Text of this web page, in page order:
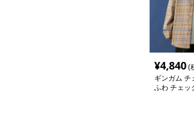
¥4,840(
ギンガム チ
ふわ チェッ